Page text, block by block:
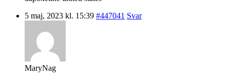
5 maj, 2023 kl. 15:39 #447041 Svar
MaryNag